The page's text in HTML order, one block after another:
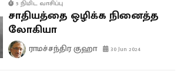
5 நிமிட வாசிப்பு
சாதியத்தை ஒழிக்க நினைத்த
லோகியா
ராமச்சந்திர குஹா 30 Jun 2024